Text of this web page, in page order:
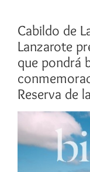
Cabildo de
Lanzarote
que pondrá
Reserva de
imagen
más